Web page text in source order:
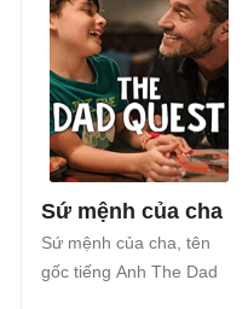
Sứ mệnh của cha
Sứ mệnh của cha, tên
gốc tiếng Anh The Dad